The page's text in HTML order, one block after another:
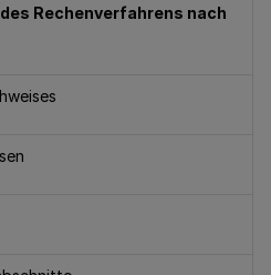
Rechenverfahrens nach